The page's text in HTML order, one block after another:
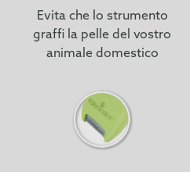
Evita che lo strumento
graffi la pelle del vostro
animale domestico